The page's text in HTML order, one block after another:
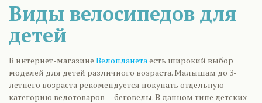
Виды велосипедов для
детей
В интернет-магазине Велопланетаесть широкий выбор
моделей для детей различного возраста. Малышам до 3-
летнего возраста рекомендуется покупать отдельную
категорию велотоваров — беговелы. В данном типе детских